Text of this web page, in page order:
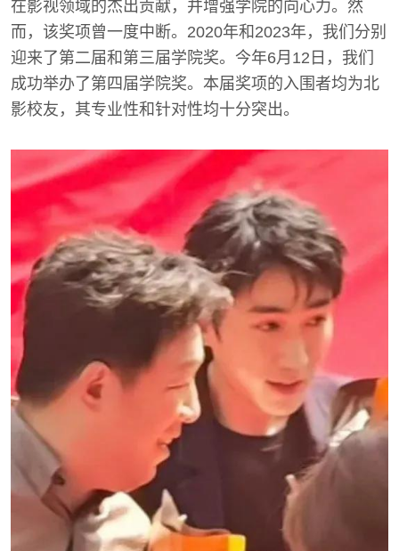
在影视领域的杰出贡献，并增强学院的向心力。然
而，该奖项曾一度中断。2020年和2023年，我们分别
迎来了第二届和第三届学院奖。今年6月12日，我们
成功举办了第四届学院奖。本届奖项的入围者均为北
影校友，其专业性和针对性均十分突出。